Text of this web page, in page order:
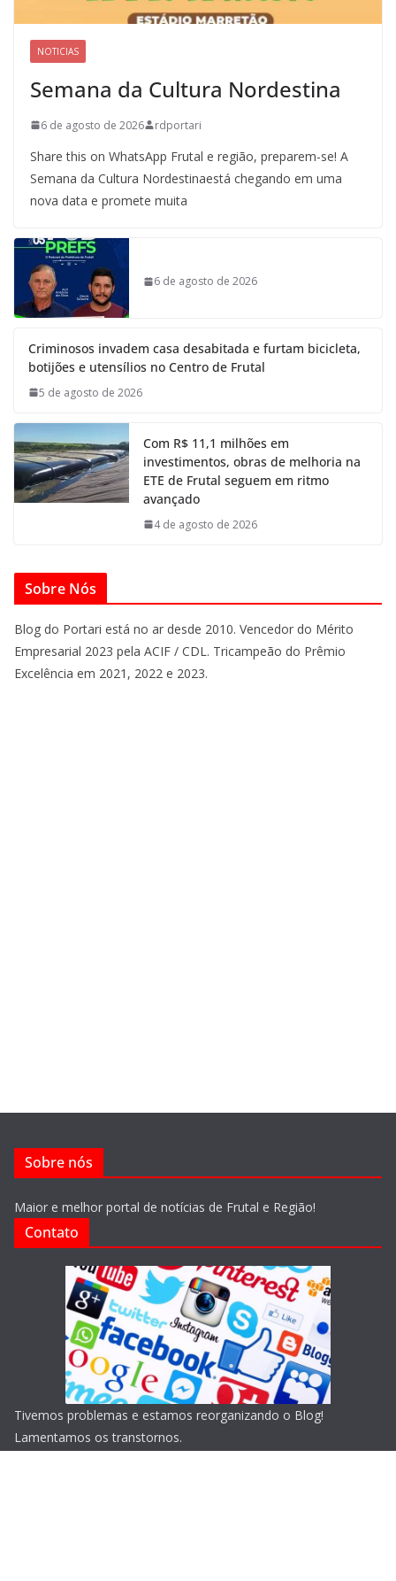
NOTICIAS
Semana da Cultura Nordestina
6 de agosto de 2026 rdportari
Share this on WhatsApp Frutal e região, preparem-se! A
Semana da Cultura Nordestinaestá chegando em uma
nova data e promete muita
6 de agosto de 2026
Criminosos invadem casa desabitada e furtam bicicleta,
botijões e utensílios no Centro de Frutal
5 de agosto de 2026
Com R$ 11,1 milhões em
investimentos, obras de melhoria na
ETE de Frutal seguem em ritmo
avançado
4 de agosto de 2026
Sobre Nós
Blog do Portari está no ar desde 2010. Vencedor do Mérito
Empresarial 2023 pela ACIF / CDL. Tricampeão do Prêmio
Excelência em 2021, 2022 e 2023.
Sobre nós
Maior e melhor portal de notícias de Frutal e Região!
Contato
Tivemos problemas e estamos reorganizando o Blog!
Lamentamos os transtornos.